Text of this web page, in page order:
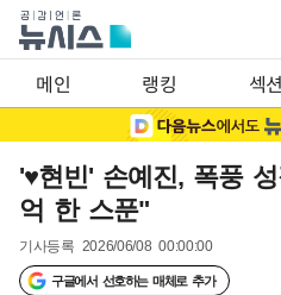
메인 랭킹 섹션
'♥현빈' 손예진, 폭풍
억 한 스푼"
기사등록 2026/06/08 00:00:00
구글에서 선호하는 매체로 추가